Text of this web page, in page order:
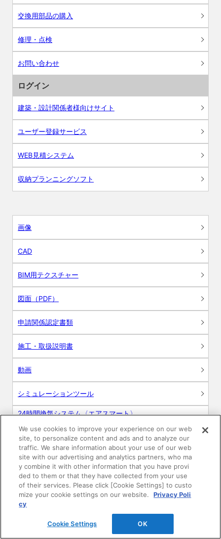
交換用部品の購入
修理・点検
お問い合わせ
ログイン
建築・設計関係者様向けサイト
ユーザー登録サービス
WEB見積システム
収納プランニングソフト
画像
CAD
BIM用テクスチャー
図面（PDF）
申請関係認定書類
施工・取扱説明書
動画
シミュレーションツール
24時間換気システム〈エアスマート〉
R&Dセンター環境測定・分析サービス
商品マスター申し込み
We use cookies to improve your experience on our web
site, to personalize content and ads and to analyze our
traffic. We share information about your use of our web
site with our advertising and analytics partners, who ma
y combine it with other information that you have provi
ded to them or that they have collected from your use
of their services. Please click [Cookie Settings] to custo
mize your cookie settings on our website.
Privacy Poli
cy
Cookie Settings OK